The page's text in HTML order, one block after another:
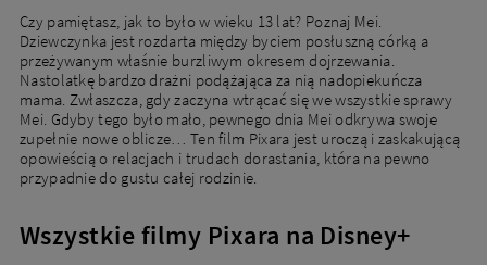
Czy pamiętasz, jak to było w wieku 13 lat? Poznaj Mei.
Dziewczynka jest rozdarta między byciem posłuszną córką a
przeżywanym właśnie burzliwym okresem dojrzewania.
Nastolatkę bardzo drażni podążająca za nią nadopiekuńcza
mama. Zwłaszcza, gdy zaczyna wtrącać się we wszystkie sprawy
Mei. Gdyby tego było mało, pewnego dnia Mei odkrywa swoje
zupełnie nowe oblicze… Ten film Pixara jest uroczą i zaskakującą
opowieścią o relacjach i trudach dorastania, która na pewno
przypadnie do gustu całej rodzinie.
Wszystkie filmy Pixara na Disney+